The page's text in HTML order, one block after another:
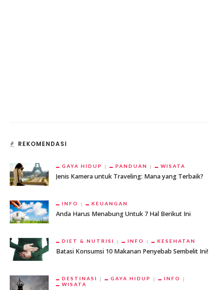
REKOMENDASI
GAYA HIDUP PANDUAN WISATA
Jenis Kamera untuk Traveling: Mana yang Terbaik?
INFO KEUANGAN
Anda Harus Menabung Untuk 7 Hal Berikut Ini
DIET & NUTRISI INFO KESEHATAN
Batasi Konsumsi 10 Makanan Penyebab Sembelit Ini!
DESTINASI GAYA HIDUP
INFO
WISATA